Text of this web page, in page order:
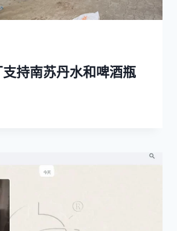
持南苏丹水和啤酒瓶